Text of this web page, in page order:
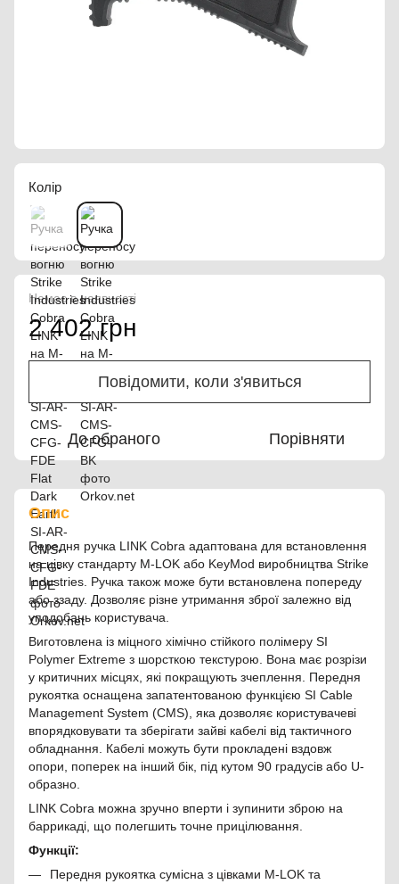
Колір
Немає в наявності
2 402 грн
Повідомити, коли з'явиться
До обраного Порівняти
Опис
Передня ручка LINK Cobra адаптована для встановлення
на цівку стандарту M-LOK або KeyMod виробництва Strike
Industries. Ручка також може бути встановлена ​​попереду
або ззаду. Дозволяє різне утримання зброї залежно від
уподобань користувача.
Виготовлена із міцного хімічно стійкого полімеру SI
Polymer Extreme з шорсткою текстурою. Вона має розрізи
у критичних місцях, які покращують зчеплення. Передня
рукоятка оснащена запатентованою функцією SI Cable
Management System (CMS), яка дозволяє користувачеві
впорядковувати та зберігати зайві кабелі від тактичного
обладнання. Кабелі можуть бути прокладені вздовж
опори, поперек на інший бік, під кутом 90 градусів або U-
образно.
LINK Cobra можна зручно вперти і зупинити зброю на
баррикаді, що полегшить точне прицілювання.
Функції:
Передня рукоятка сумісна з цівками M-LOK та